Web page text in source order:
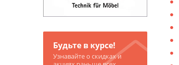
Будьте в курсе!
Узнавайте о скидках и